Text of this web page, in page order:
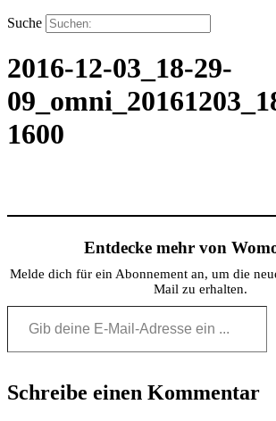
Suche
2016-12-03_18-29-
1600
Entdecke mehr von
Melde dich für ein Abonnement an, um die
Mail zu erhalten.
Gib deine E-Mail-Adresse ein ...
Schreibe einen Kommentar